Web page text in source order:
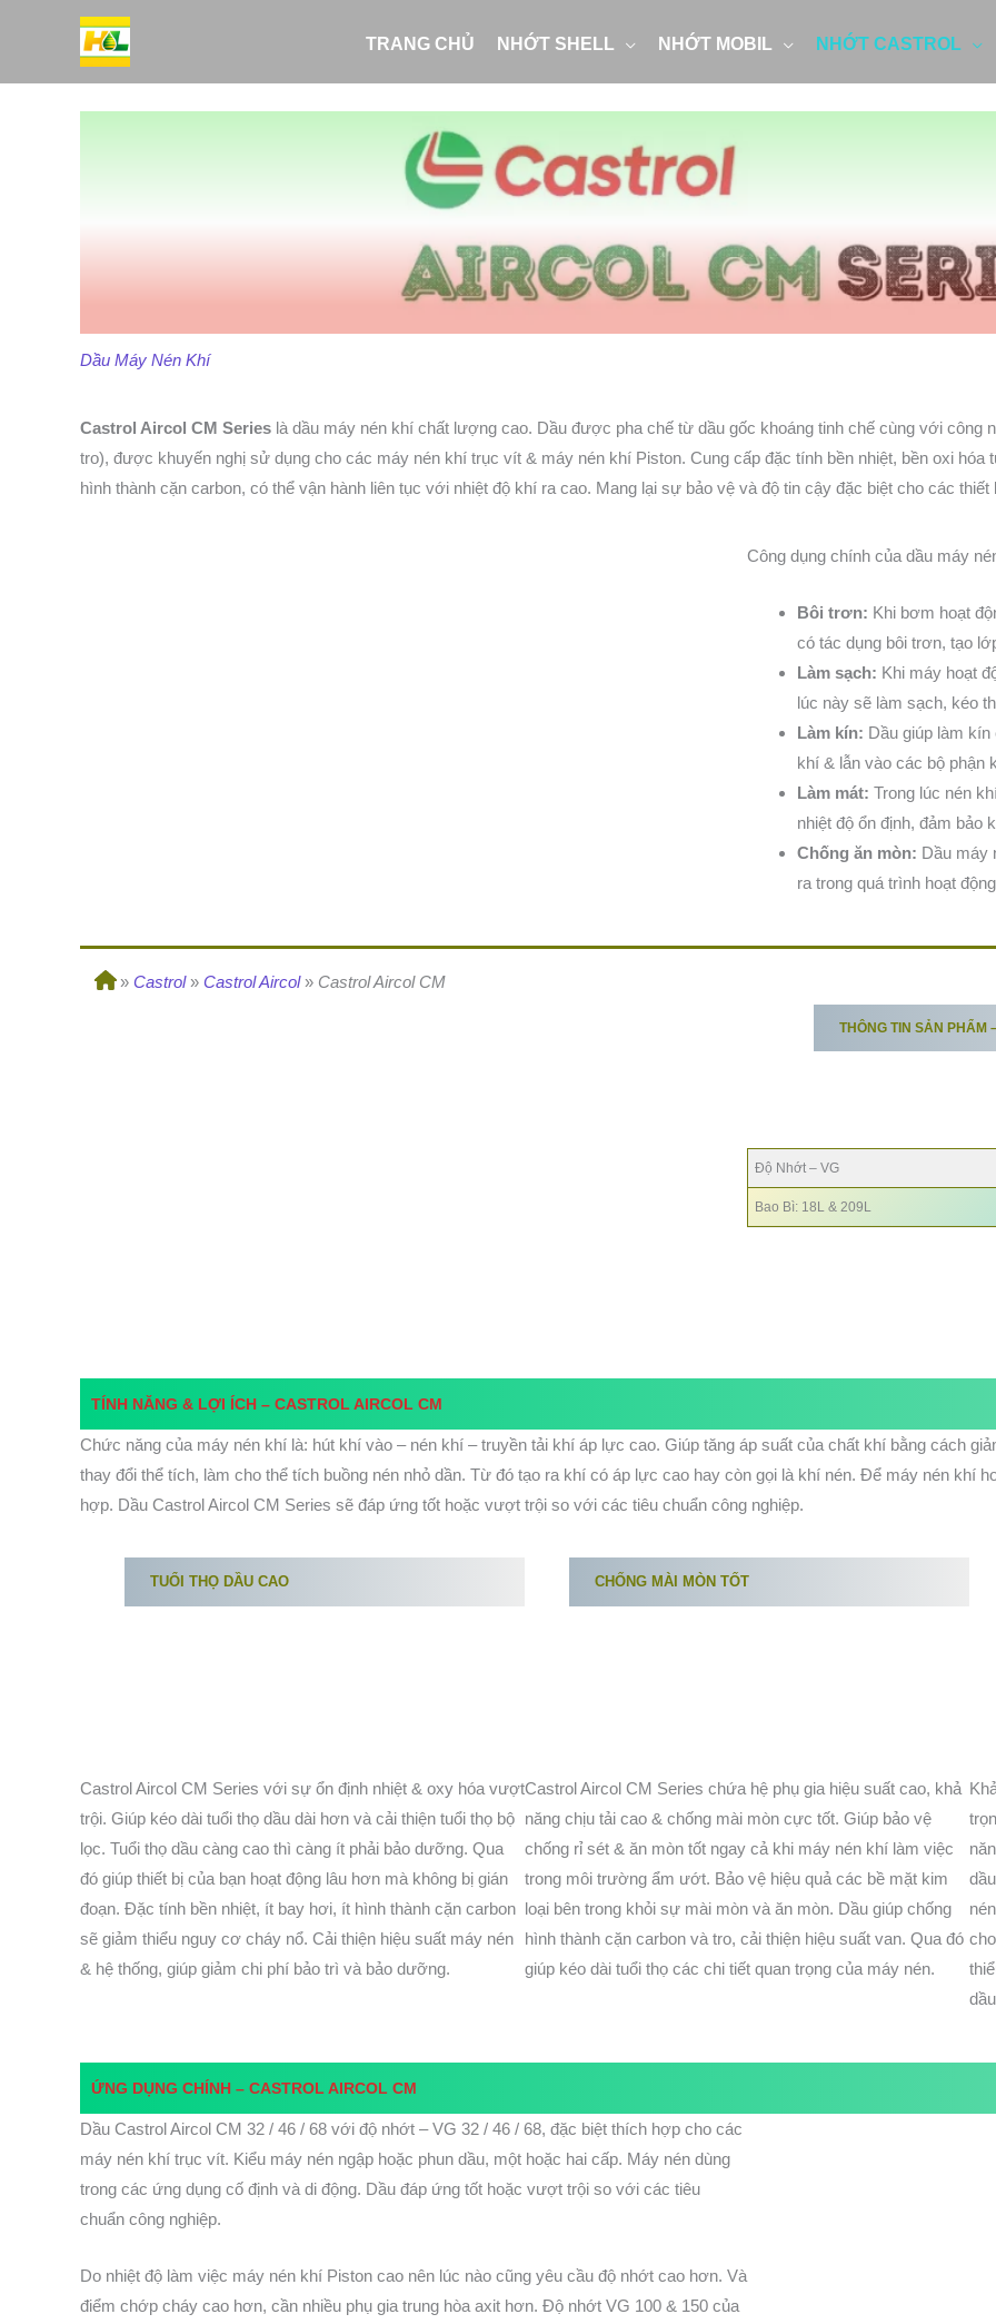
TRANG CHỦ NHỚT SHELL NHỚT MOBIL NHỚT CASTROL
Dầu Máy Nén Khí
Castrol Aircol CM Series là dầu máy nén khí chất lượng cao. Dầu được pha chế từ dầu gốc khoáng tinh chế cùng với công
tro), được khuyến nghị sử dụng cho các máy nén khí trục vít & máy nén khí Piston. Cung cấp đặc tính bền nhiệt, bền oxi
hình thành cặn carbon, có thể vận hành liên tục với nhiệt độ khí ra cao. Mang lại sự bảo vệ và độ tin cậy đặc biệt cho các
Công dụng chính của dầu máy
Bôi trơn: Khi bơm hoạt
có tác dụng bôi trơn, tạo
Làm sạch: Khi máy hoạt
lúc này sẽ làm sạch, kéo
Làm kín: Dầu giúp làm
khí & lẫn vào các bộ phận
Làm mát: Trong lúc nén
nhiệt độ ổn định, đảm bảo
Chống ăn mòn: Dầu máy
ra trong quá trình hoạt
» Castrol » Castrol Aircol » Castrol Aircol CM
THÔNG TIN SẢN PHẨM
Độ Nhớt – VG
Bao Bì: 18L & 209L
TÍNH NĂNG & LỢI ÍCH –CASTROL AIRCOL CM
Chức năng của máy nén khí là: hút khí vào – nén khí – truyền tải khí áp lực cao. Giúp tăng áp suất của chất khí bằng cách
thay đổi thể tích, làm cho thể tích buồng nén nhỏ dần. Từ đó tạo ra khí có áp lực cao hay còn gọi là khí nén. Để máy nén khí
hợp. Dầu Castrol Aircol CM Series sẽ đáp ứng tốt hoặc vượt trội so với các tiêu chuẩn công nghiệp.
TUỔI THỌ DẦU CAO
Castrol Aircol CM Series với sự ổn định nhiệt & oxy hóa vượt
trội. Giúp kéo dài tuổi thọ dầu dài hơn và cải thiện tuổi thọ bộ
lọc. Tuổi thọ dầu càng cao thì càng ít phải bảo dưỡng. Qua
đó giúp thiết bị của bạn hoạt động lâu hơn mà không bị gián
đoạn. Đặc tính bền nhiệt, ít bay hơi, ít hình thành cặn carbon
sẽ giảm thiểu nguy cơ cháy nổ. Cải thiện hiệu suất máy nén
& hệ thống, giúp giảm chi phí bảo trì và bảo dưỡng.
CHỐNG MÀI MÒN TỐT
Castrol Aircol CM Series chứa hệ phụ gia hiệu suất cao, khả
năng chịu tải cao & chống mài mòn cực tốt. Giúp bảo vệ
chống rỉ sét & ăn mòn tốt ngay cả khi máy nén khí làm việc
trong môi trường ẩm ướt. Bảo vệ hiệu quả các bề mặt kim
loại bên trong khỏi sự mài mòn và ăn mòn. Dầu giúp chống
hình thành cặn carbon và tro, cải thiện hiệu suất van. Qua đó
giúp kéo dài tuổi thọ các chi tiết quan trọng của máy nén.
ỨNG DỤNG CHÍNH –CASTROL AIRCOL CM
Dầu Castrol Aircol CM 32 / 46 / 68 với độ nhớt – VG 32 / 46 / 68, đặc biệt thích hợp cho các
máy nén khí trục vít. Kiểu máy nén ngập hoặc phun dầu, một hoặc hai cấp. Máy nén dùng
trong các ứng dụng cố định và di động. Dầu đáp ứng tốt hoặc vượt trội so với các tiêu
chuẩn công nghiệp.
Do nhiệt độ làm việc máy nén khí Piston cao nên lúc nào cũng yêu cầu độ nhớt cao hơn. Và
điểm chớp cháy cao hơn, cần nhiều phụ gia trung hòa axit hơn. Độ nhớt VG 100 & 150 của